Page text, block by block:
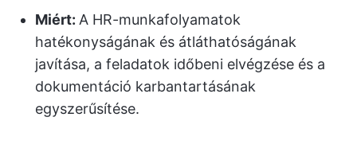
Miért: A HR-munkafolyamatok
hatékonyságának és átláthatóságának
javítása, a feladatok időbeni elvégzése és a
dokumentáció karbantartásának
egyszerűsítése.